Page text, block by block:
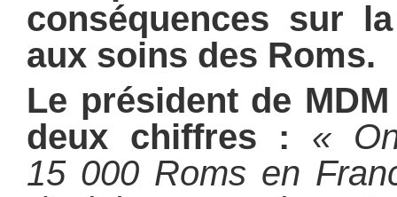
conséquences sur
aux soins des Roms.
Le président de
deux chiffres :
«
15 000 Roms en